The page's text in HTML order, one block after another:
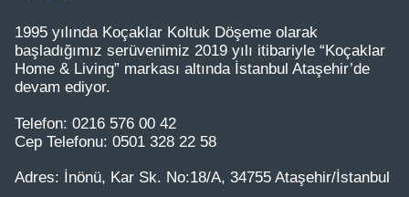
1995 yılında Koçaklar Koltuk Döşeme olarak
başladığımız serüvenimiz 2019 yılı itibariyle “Koçaklar
Home & Living” markası altında İstanbul Ataşehir’de
devam ediyor.
Telefon: 0216 576 00 42
Cep Telefonu: 0501 328 22 58
Adres: İnönü, Kar Sk. No:18/A, 34755 Ataşehir/İstanbul